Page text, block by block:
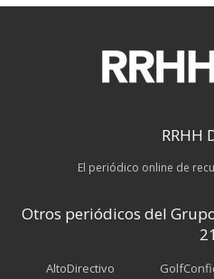
RRHH
El periódico online de
Otros periódicos del
21
AltoDirectivo